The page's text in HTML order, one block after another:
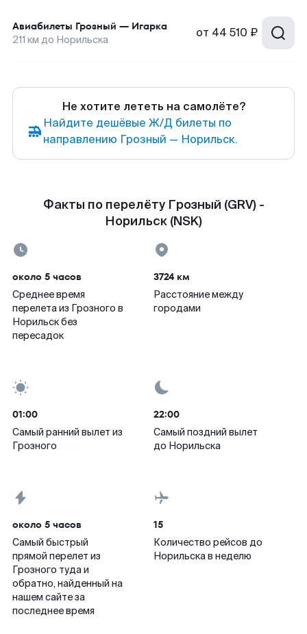
Авиабилеты Грозный — Игарка
211 км до Норильска от 44 510 ₽
Не хотите лететь на самолёте?
Найдите дешёвые Ж/Д билеты по
направлению Грозный — Норильск.
Факты по перелёту Грозный (GRV) -
Норильск (NSK)
около 5 часов
Среднее время
перелета из Грозного в
Норильск без
пересадок
3724 км
Расстояние между
городами
01:00
Самый ранний вылет из
Грозного
22:00
Самый поздний вылет
до Норильска
около 5 часов
Самый быстрый
прямой перелет из
Грозного туда и
обратно, найденный на
нашем сайте за
последнее время
15
Количество рейсов до
Норильска в неделю